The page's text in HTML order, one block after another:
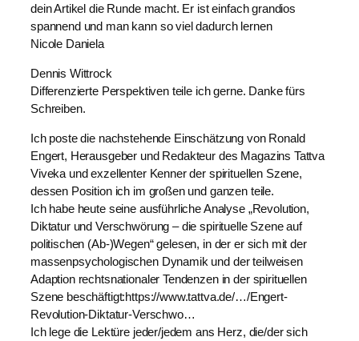
dein Artikel die Runde macht. Er ist einfach grandios
spannend und man kann so viel dadurch lernen
Nicole Daniela
Dennis Wittrock
Differenzierte Perspektiven teile ich gerne. Danke fürs
Schreiben.
Ich poste die nachstehende Einschätzung von Ronald
Engert, Herausgeber und Redakteur des Magazins Tattva
Viveka und exzellenter Kenner der spirituellen Szene,
dessen Position ich im großen und ganzen teile.
Ich habe heute seine ausführliche Analyse „Revolution,
Diktatur und Verschwörung – die spirituelle Szene auf
politischen (Ab-)Wegen“ gelesen, in der er sich mit der
massenpsychologischen Dynamik und der teilweisen
Adaption rechtsnationaler Tendenzen in der spirituellen
Szene beschäftigt:https://www.tattva.de/…/Engert-
Revolution-Diktatur-Verschwo…
Ich lege die Lektüre jeder/jedem ans Herz, die/der sich